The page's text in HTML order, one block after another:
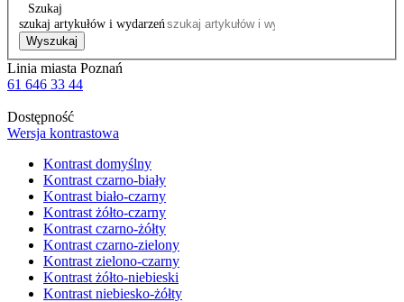
Szukaj
szukaj artykułów i wydarzeń
Wyszukaj
Linia miasta Poznań
61 646 33 44
Dostępność
Wersja kontrastowa
Kontrast domyślny
Kontrast czarno-biały
Kontrast biało-czarny
Kontrast żółto-czarny
Kontrast czarno-żółty
Kontrast czarno-zielony
Kontrast zielono-czarny
Kontrast żółto-niebieski
Kontrast niebiesko-żółty